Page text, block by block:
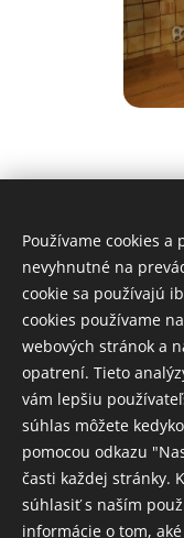
Používame cookies
nevyhnutné na
cookie sa používajú
cookies používame
webových stránok a
opatrení. Tieto
vám lepšiu
súhlas môžete
pomocou odkazu
časti každej stránky.
súhlasiť s naším
informácie o tom,